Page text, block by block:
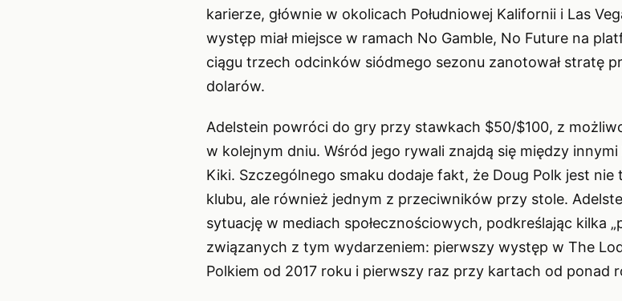
karierze, głównie w okolicach Południowej Kalifornii i Las
występ miał miejsce w ramach No Gamble, No Future na
ciągu trzech odcinków siódmego sezonu zanotował stratę
dolarów.
Adelstein powróci do gry przy stawkach $50/$100, z
w kolejnym dniu. Wśród jego rywali znajdą się między innymi
Kiki. Szczególnego smaku dodaje fakt, że Doug Polk jest nie
klubu, ale również jednym z przeciwników przy stole.
sytuację w mediach społecznościowych, podkreślając kilka
związanych z tym wydarzeniem: pierwszy występ w The
Polkiem od 2017 roku i pierwszy raz przy kartach od ponad